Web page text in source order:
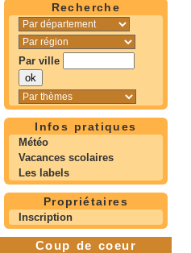
Recherche
Par ville
Infos pratiques
Météo
Vacances scolaires
Les labels
Propriétaires
Inscription
Coup de coeur